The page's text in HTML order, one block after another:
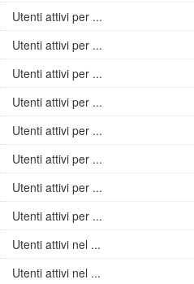
Utenti attivi per ...
Utenti attivi per ...
Utenti attivi per ...
Utenti attivi per ...
Utenti attivi per ...
Utenti attivi per ...
Utenti attivi per ...
Utenti attivi per ...
Utenti attivi nel ...
Utenti attivi nel ...